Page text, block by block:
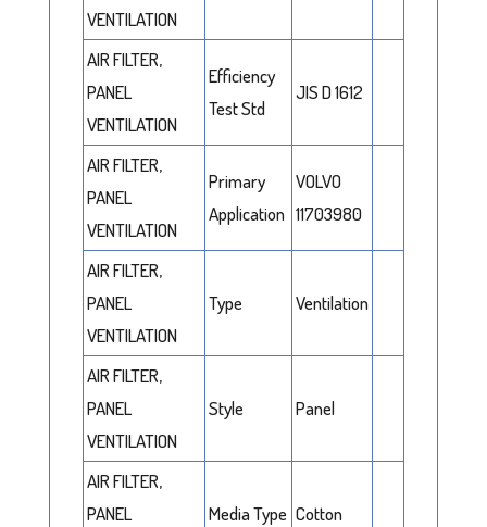
VENTILATION
AIR FILTER,
PANEL
VENTILATION
Efficiency
Test Std
JIS D 1612
AIR FILTER,
PANEL
VENTILATION
Primary
Application
VOLVO
11703980
AIR FILTER,
PANEL
VENTILATION
Type Ventilation
AIR FILTER,
PANEL
VENTILATION
Style Panel
AIR FILTER,
PANEL
Media Type Cotton